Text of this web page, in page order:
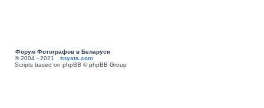
Форум Фотографов в Беларуси
© 2004 - 2021 znyata.com
Scripts based on phpBB © phpBB Group